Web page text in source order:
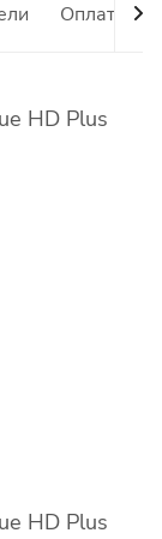
Оплата
HD Plus
HD Plus